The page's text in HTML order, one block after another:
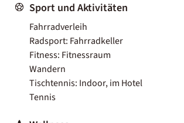
Sport und Aktivitäten
Fahrradverleih
Radsport: Fahrradkeller
Fitness: Fitnessraum
Wandern
Tischtennis: Indoor, im Hotel
Tennis